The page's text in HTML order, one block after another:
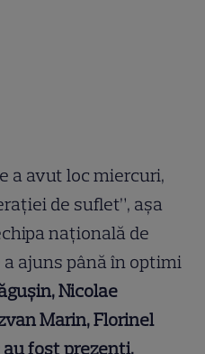
a avut loc miercuri,
de suflet”, așa
națională de
ajuns până în optimi
Nicolae
Marin, Florinel
au fost prezenţi,